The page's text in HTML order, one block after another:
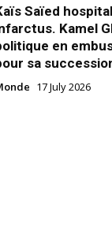
Ericsson et Nokia
Saïed
Kamel
en
sa
17 July 2026